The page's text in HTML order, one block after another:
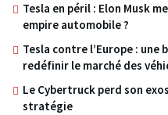
Tesla en péril : Elon Musk
empire automobile ?
Tesla contre l’Europe :
redéfinir le marché des
Le Cybertruck perd son
stratégie